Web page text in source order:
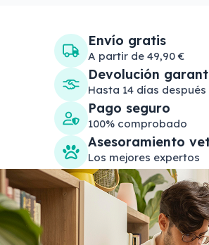
Envío gratis
A partir de 49,90 €
Devolución
Hasta 14 días después
Pago seguro
100% comprobado
Asesoramiento
Los mejores expertos